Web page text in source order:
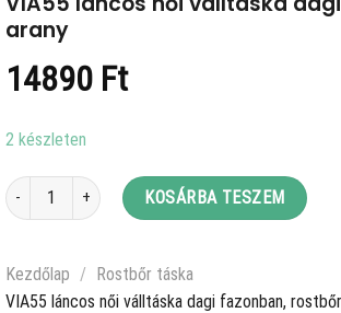
arany
14890 Ft
2 készleten
VIA55 láncos női válltáska dagi fazonban, rostbőr,
KOSÁRBA TESZEM
Kezdőlap / Rostbőr táska
VIA55 láncos női válltáska dagi fazonban,